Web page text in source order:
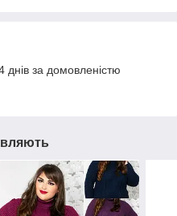
за домовленістю